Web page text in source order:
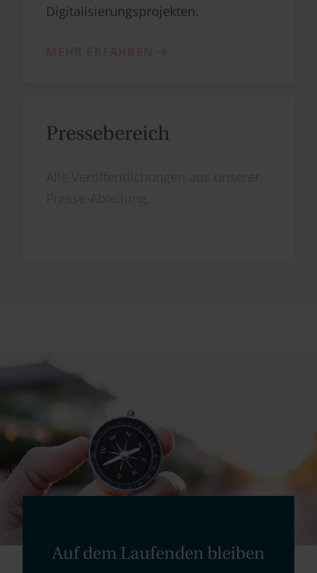
Digitalisierungsprojekten.
Presse­bereich
Auf dem Laufenden bleiben